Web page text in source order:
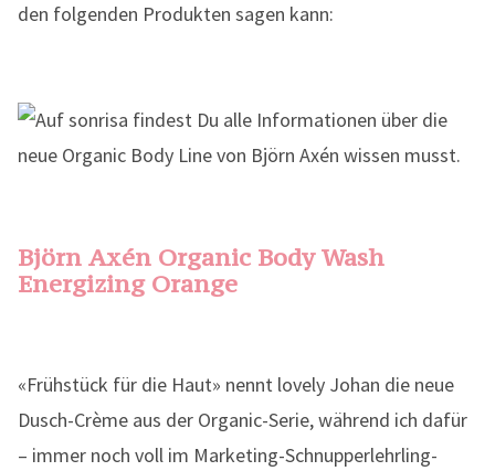
den folgenden Produkten sagen kann:
Björn Axén Organic Body Wash
Energizing Orange
«Frühstück für die Haut» nennt lovely Johan die neue
Dusch-Crème aus der Organic-Serie, während ich dafür
– immer noch voll im Marketing-Schnupperlehrling-